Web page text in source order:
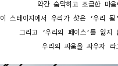
약간 숨막히고 조급한 마
이 스테이지에서 우리가 찾은 ‘우리
그리고 ‘우리의 페이스’를 잃지
우리의 싸움을 싸우자 라